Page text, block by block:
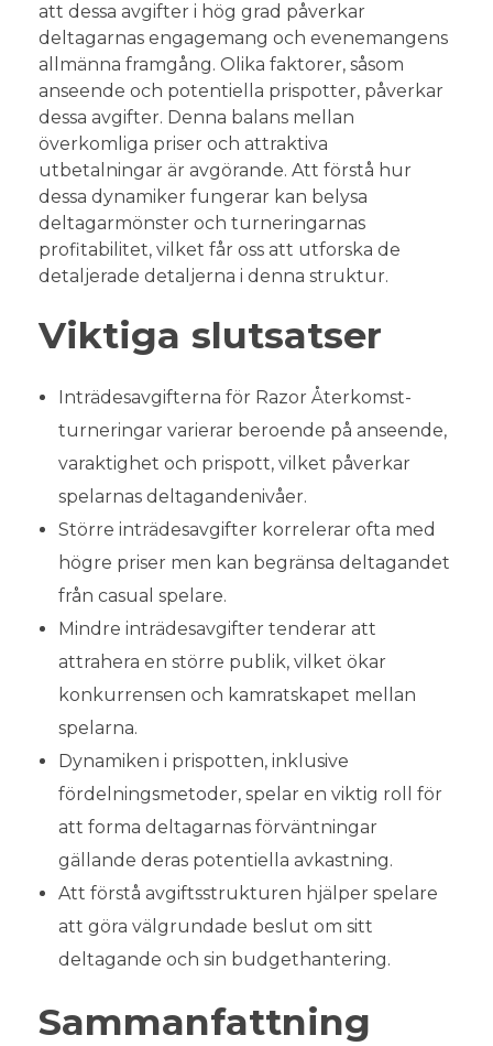
att dessa avgifter i hög grad påverkar
deltagarnas engagemang och evenemangens
allmänna framgång. Olika faktorer, såsom
anseende och potentiella prispotter, påverkar
dessa avgifter. Denna balans mellan
överkomliga priser och attraktiva
utbetalningar är avgörande. Att förstå hur
dessa dynamiker fungerar kan belysa
deltagarmönster och turneringarnas
profitabilitet, vilket får oss att utforska de
detaljerade detaljerna i denna struktur.
Viktiga slutsatser
Inträdesavgifterna för Razor Återkomst-
turneringar varierar beroende på anseende,
varaktighet och prispott, vilket påverkar
spelarnas deltagandenivåer.
Större inträdesavgifter korrelerar ofta med
högre priser men kan begränsa deltagandet
från casual spelare.
Mindre inträdesavgifter tenderar att
attrahera en större publik, vilket ökar
konkurrensen och kamratskapet mellan
spelarna.
Dynamiken i prispotten, inklusive
fördelningsmetoder, spelar en viktig roll för
att forma deltagarnas förväntningar
gällande deras potentiella avkastning.
Att förstå avgiftsstrukturen hjälper spelare
att göra välgrundade beslut om sitt
deltagande och sin budgethantering.
Sammanfattning